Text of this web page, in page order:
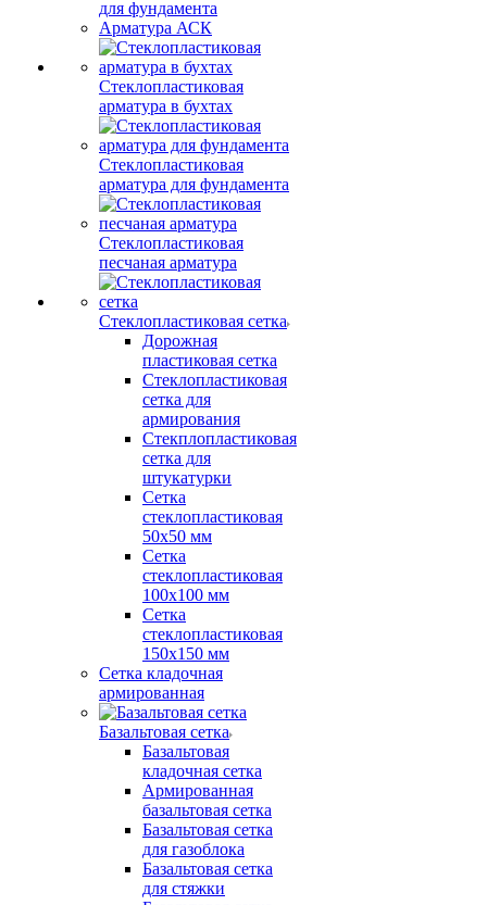
для фундамента
Арматура АСК
Стеклопластиковая
арматура в бухтах
Стеклопластиковая
арматура для фундамента
Стеклопластиковая
песчаная арматура
Стеклопластиковая сетка
Дорожная
пластиковая сетка
Стеклопластиковая
сетка для
армирования
Стекплопластиковая
сетка для
штукатурки
Сетка
стеклопластиковая
50x50 мм
Сетка
стеклопластиковая
100x100 мм
Сетка
стеклопластиковая
150x150 мм
Сетка кладочная
армированная
Базальтовая сетка
Базальтовая
кладочная сетка
Армированная
базальтовая сетка
Базальтовая сетка
для газоблока
Базальтовая сетка
для стяжки